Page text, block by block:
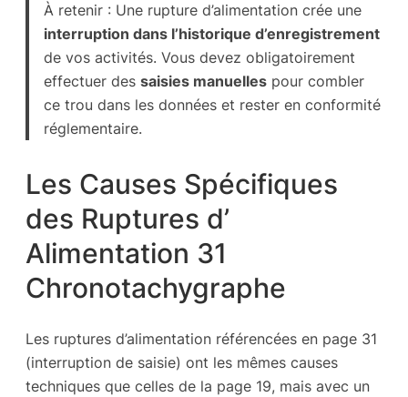
À retenir : Une rupture d’alimentation crée une
interruption dans l’historique d’enregistrement
de vos activités. Vous devez obligatoirement
effectuer dessaisies manuelles pour combler
ce trou dans les données et rester en conformité
réglementaire.
Les Causes Spécifiques
des Ruptures d’
Alimentation 31
Chronotachygraphe
Les ruptures d’alimentation référencées en page 31
(interruption de saisie) ont les mêmes causes
techniques que celles de la page 19, mais avec un